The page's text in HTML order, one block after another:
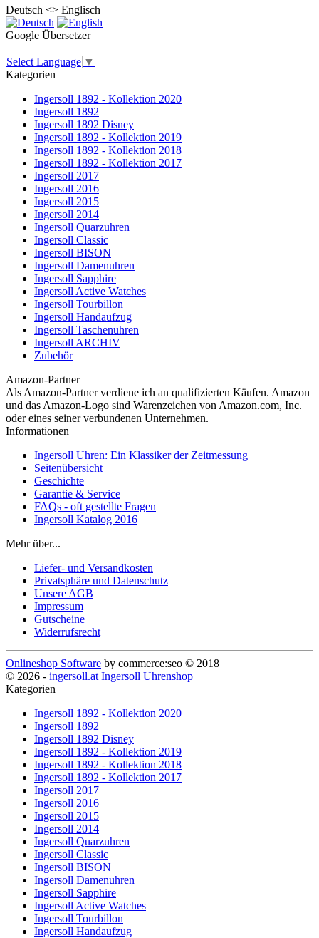
Deutsch <> Englisch
Google Übersetzer
Select Language ▼
Kategorien
Ingersoll 1892 - Kollektion 2020
Ingersoll 1892
Ingersoll 1892 Disney
Ingersoll 1892 - Kollektion 2019
Ingersoll 1892 - Kollektion 2018
Ingersoll 1892 - Kollektion 2017
Ingersoll 2017
Ingersoll 2016
Ingersoll 2015
Ingersoll 2014
Ingersoll Quarzuhren
Ingersoll Classic
Ingersoll BISON
Ingersoll Damenuhren
Ingersoll Sapphire
Ingersoll Active Watches
Ingersoll Tourbillon
Ingersoll Handaufzug
Ingersoll Taschenuhren
Ingersoll ARCHIV
Zubehör
Amazon-Partner
Als Amazon-Partner verdiene ich an qualifizierten Käufen. Amazon
und das Amazon-Logo sind Warenzeichen von Amazon.com, Inc.
oder eines seiner verbundenen Unternehmen.
Informationen
Ingersoll Uhren: Ein Klassiker der Zeitmessung
Seitenübersicht
Geschichte
Garantie & Service
FAQs - oft gestellte Fragen
Ingersoll Katalog 2016
Mehr über...
Liefer- und Versandkosten
Privatsphäre und Datenschutz
Unsere AGB
Impressum
Gutscheine
Widerrufsrecht
Onlineshop Software by commerce:seo © 2018
© 2026 - ingersoll.at Ingersoll Uhrenshop
Kategorien
Ingersoll 1892 - Kollektion 2020
Ingersoll 1892
Ingersoll 1892 Disney
Ingersoll 1892 - Kollektion 2019
Ingersoll 1892 - Kollektion 2018
Ingersoll 1892 - Kollektion 2017
Ingersoll 2017
Ingersoll 2016
Ingersoll 2015
Ingersoll 2014
Ingersoll Quarzuhren
Ingersoll Classic
Ingersoll BISON
Ingersoll Damenuhren
Ingersoll Sapphire
Ingersoll Active Watches
Ingersoll Tourbillon
Ingersoll Handaufzug